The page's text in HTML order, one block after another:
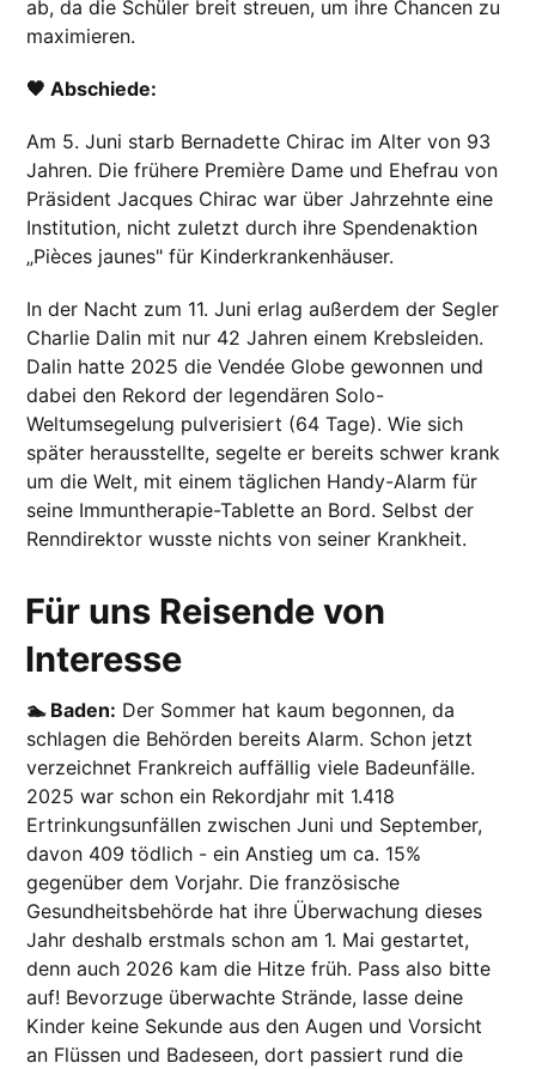
ab, da die Schüler breit streuen, um ihre Chancen zu
maximieren.
🖤 Abschiede:
Am 5. Juni starb Bernadette Chirac im Alter von 93
Jahren. Die frühere Première Dame und Ehefrau von
Präsident Jacques Chirac war über Jahrzehnte eine
Institution, nicht zuletzt durch ihre Spendenaktion
„Pièces jaunes" für Kinderkrankenhäuser.
In der Nacht zum 11. Juni erlag außerdem der Segler
Charlie Dalin mit nur 42 Jahren einem Krebsleiden.
Dalin hatte 2025 die Vendée Globe gewonnen und
dabei den Rekord der legendären Solo-
Weltumsegelung pulverisiert (64 Tage). Wie sich
später herausstellte, segelte er bereits schwer krank
um die Welt, mit einem täglichen Handy-Alarm für
seine Immuntherapie-Tablette an Bord. Selbst der
Renndirektor wusste nichts von seiner Krankheit.
Für uns Reisende von
Interesse
🏊 Baden: Der Sommer hat kaum begonnen, da
schlagen die Behörden bereits Alarm. Schon jetzt
verzeichnet Frankreich auffällig viele Badeunfälle.
2025 war schon ein Rekordjahr mit 1.418
Ertrinkungsunfällen zwischen Juni und September,
davon 409 tödlich - ein Anstieg um ca. 15%
gegenüber dem Vorjahr. Die französische
Gesundheitsbehörde hat ihre Überwachung dieses
Jahr deshalb erstmals schon am 1. Mai gestartet,
denn auch 2026 kam die Hitze früh. Pass also bitte
auf! Bevorzuge überwachte Strände, lasse deine
Kinder keine Sekunde aus den Augen und Vorsicht
an Flüssen und Badeseen, dort passiert rund die